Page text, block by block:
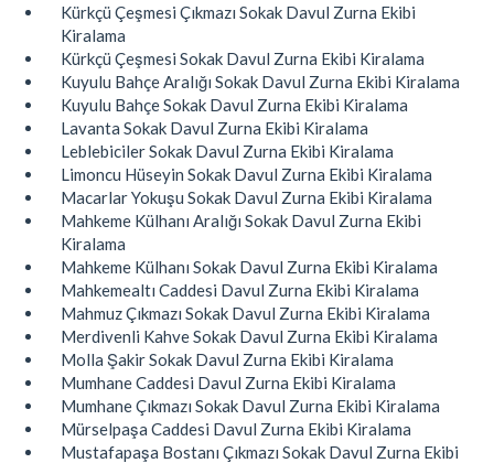
Kürkçü Çeşmesi Çıkmazı Sokak Davul Zurna Ekibi
Kiralama
Kürkçü Çeşmesi Sokak Davul Zurna Ekibi Kiralama
Kuyulu Bahçe Aralığı Sokak Davul Zurna Ekibi Kiralama
Kuyulu Bahçe Sokak Davul Zurna Ekibi Kiralama
Lavanta Sokak Davul Zurna Ekibi Kiralama
Leblebiciler Sokak Davul Zurna Ekibi Kiralama
Limoncu Hüseyin Sokak Davul Zurna Ekibi Kiralama
Macarlar Yokuşu Sokak Davul Zurna Ekibi Kiralama
Mahkeme Külhanı Aralığı Sokak Davul Zurna Ekibi
Kiralama
Mahkeme Külhanı Sokak Davul Zurna Ekibi Kiralama
Mahkemealtı Caddesi Davul Zurna Ekibi Kiralama
Mahmuz Çıkmazı Sokak Davul Zurna Ekibi Kiralama
Merdivenli Kahve Sokak Davul Zurna Ekibi Kiralama
Molla Şakir Sokak Davul Zurna Ekibi Kiralama
Mumhane Caddesi Davul Zurna Ekibi Kiralama
Mumhane Çıkmazı Sokak Davul Zurna Ekibi Kiralama
Mürselpaşa Caddesi Davul Zurna Ekibi Kiralama
Mustafapaşa Bostanı Çıkmazı Sokak Davul Zurna Ekibi